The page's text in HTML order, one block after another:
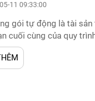
11 09:33:00
gói tự động là tài
cuối cùng của quy
đóng gói tự động